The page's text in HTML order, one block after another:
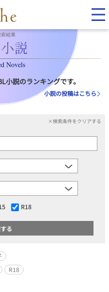
結果
Novels
小説のランキングです。
小説の投稿はこちら
×検索条件をクリアする
R18
R18